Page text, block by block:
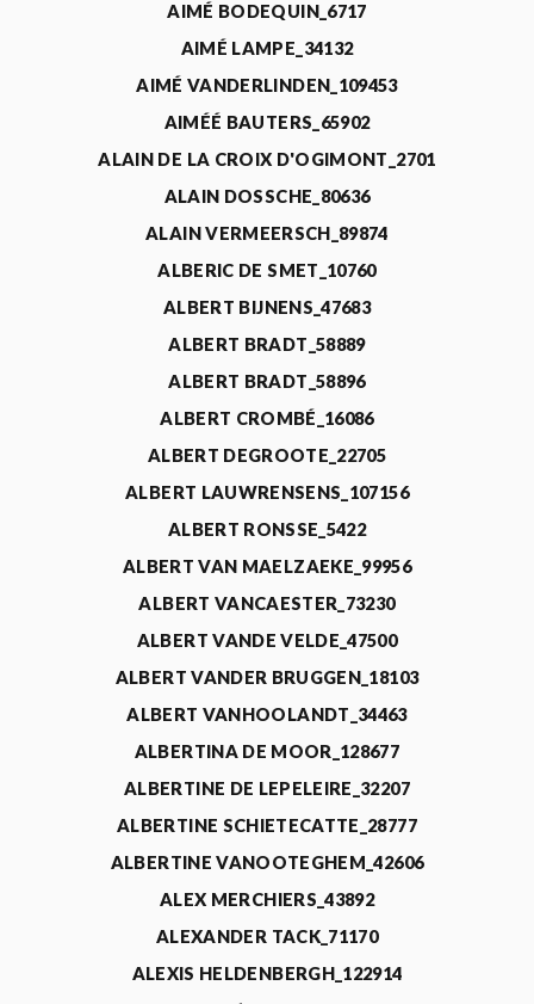
AIMÉ BODEQUIN_6717
AIMÉ LAMPE_34132
AIMÉ VANDERLINDEN_109453
AIMÉÉ BAUTERS_65902
ALAIN DE LA CROIX D'OGIMONT_2701
ALAIN DOSSCHE_80636
ALAIN VERMEERSCH_89874
ALBERIC DE SMET_10760
ALBERT BIJNENS_47683
ALBERT BRADT_58889
ALBERT BRADT_58896
ALBERT CROMBÉ_16086
ALBERT DEGROOTE_22705
ALBERT LAUWRENSENS_107156
ALBERT RONSSE_5422
ALBERT VAN MAELZAEKE_99956
ALBERT VANCAESTER_73230
ALBERT VANDE VELDE_47500
ALBERT VANDER BRUGGEN_18103
ALBERT VANHOOLANDT_34463
ALBERTINA DE MOOR_128677
ALBERTINE DE LEPELEIRE_32207
ALBERTINE SCHIETECATTE_28777
ALBERTINE VANOOTEGHEM_42606
ALEX MERCHIERS_43892
ALEXANDER TACK_71170
ALEXIS HELDENBERGH_122914